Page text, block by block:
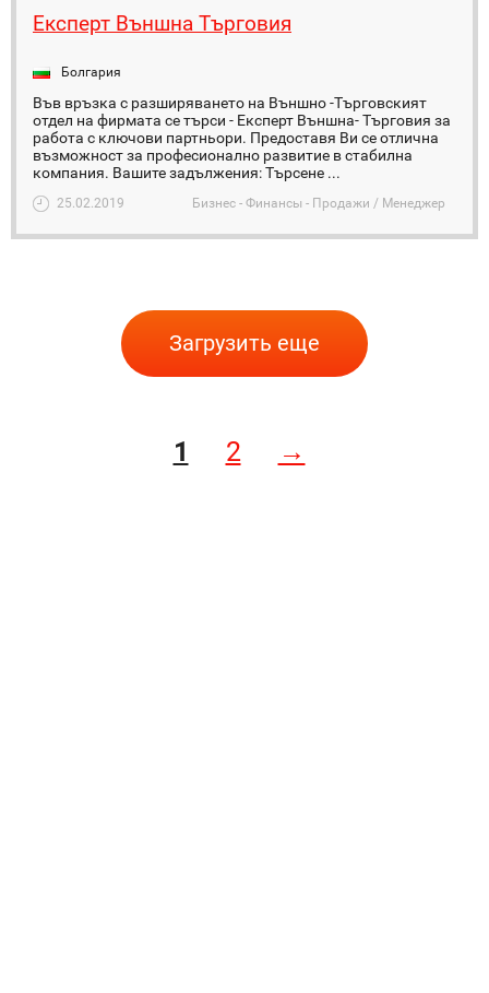
Eксперт Външна Търговия
Болгария
Във връзка с разширяването на Външно -Търговският
отдел на фирмата се търси - Eксперт Външна- Търговия за
работа с ключови партньори. Предоставя Ви се отлична
възможност за професионално развитие в стабилна
компания. Вашите задължения: Търсене ...
25.02.2019 Бизнес - Финансы - Продажи / Менеджер
Загрузить еще
1 2 →